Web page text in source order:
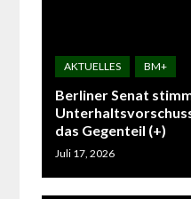
Berliner Senat
das Gegenteil (+)
Juli 17, 2026